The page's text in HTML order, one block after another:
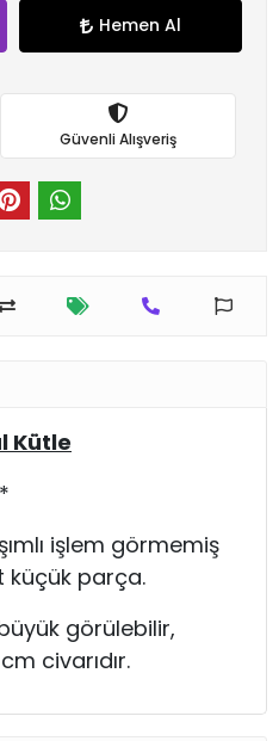
Hemen Al
Güvenli Alışveriş
Kütle
işlem görmemiş
parça.
görülebilir,
civarıdır.